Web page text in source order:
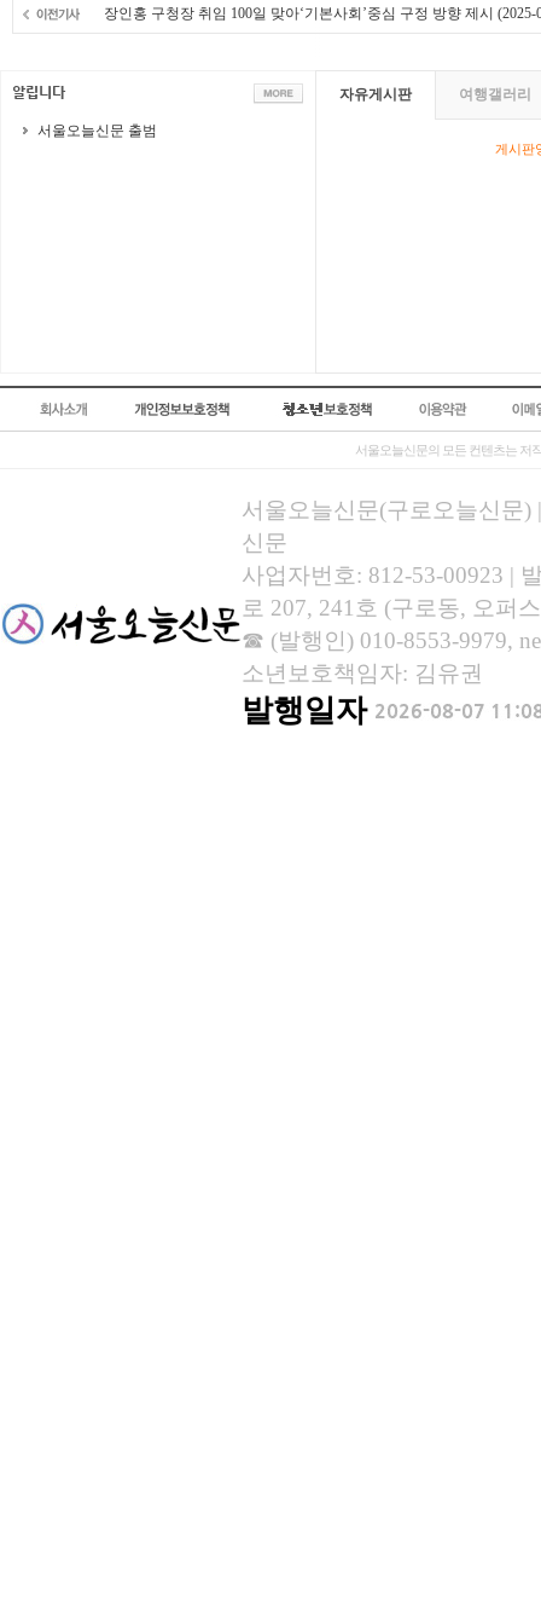
장인홍 구청장 취임 100일 맞아‘기본사회’중심 구정 방향 제시 (2025-
서울오늘신문 출범
자유게시판 여행갤러리
게시판
서울오늘신문의 모든 컨텐츠는 저
서울오늘신문(구로오늘신문)
신문
사업자번호: 812-53-00923 |
로 207, 241호 (구로동, 오퍼
☎ (발행인) 010-8553-9979,
소년보호책임자: 김유권
발행일자